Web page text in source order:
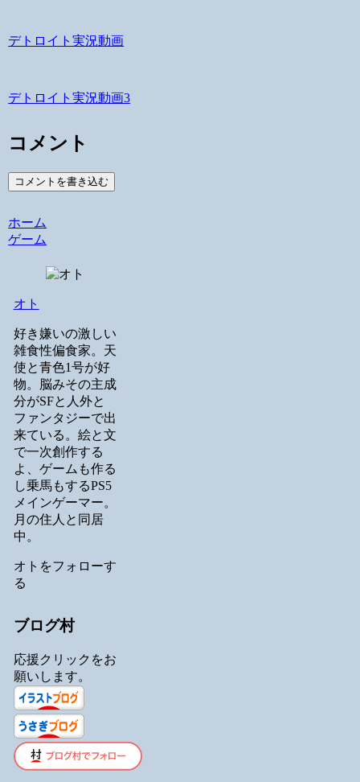
デトロイト実況動画
デトロイト実況動画3
コメント
コメントを書き込む
ホーム
ゲーム
オト
好き嫌いの激しい
雑食性偏食家。天
使と青色1号が好
物。脳みその主成
分がSFと人外と
ファンタジーで出
来ている。絵と文
で一次創作する
よ、ゲームも作る
し乗馬もするPS5
メインゲーマー。
月の住人と同居
中。
オトをフォローす
る
ブログ村
応援クリックをお
願いします。